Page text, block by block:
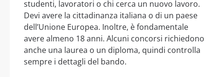
studenti, lavoratori o chi cerca un nuovo lavoro.
Devi avere la cittadinanza italiana o di un paese
dell’Unione Europea. Inoltre, è fondamentale
avere almeno 18 anni. Alcuni concorsi richiedono
anche una laurea o un diploma, quindi controlla
sempre i dettagli del bando.